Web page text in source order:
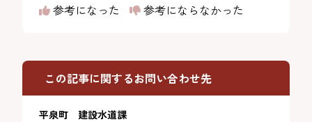
参考になった
参考にならなかった
この記事に関するお問い合わせ先
平泉町 建設水道課